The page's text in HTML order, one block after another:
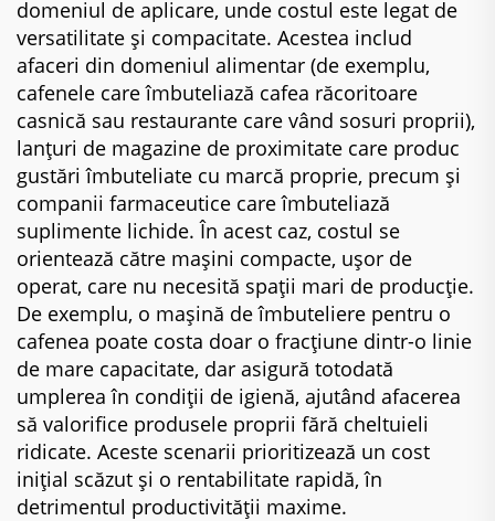
domeniul de aplicare, unde costul este legat de
versatilitate și compacitate. Acestea includ
afaceri din domeniul alimentar (de exemplu,
cafenele care îmbuteliază cafea răcoritoare
casnică sau restaurante care vând sosuri proprii),
lanțuri de magazine de proximitate care produc
gustări îmbuteliate cu marcă proprie, precum și
companii farmaceutice care îmbuteliază
suplimente lichide. În acest caz, costul se
orientează către mașini compacte, ușor de
operat, care nu necesită spații mari de producție.
De exemplu, o mașină de îmbuteliere pentru o
cafenea poate costa doar o fracțiune dintr-o linie
de mare capacitate, dar asigură totodată
umplerea în condiții de igienă, ajutând afacerea
să valorifice produsele proprii fără cheltuieli
ridicate. Aceste scenarii prioritizează un cost
inițial scăzut și o rentabilitate rapidă, în
detrimentul productivității maxime.